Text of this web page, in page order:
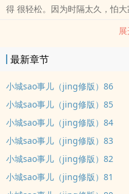
得 很轻松。因为时隔太久，怕
最新章节
小城sao事儿（jing修版）86
小城sao事儿（jing修版）85
小城sao事儿（jing修版）84
小城sao事儿（jing修版）83
小城sao事儿（jing修版）82
小城sao事儿（jing修版）81